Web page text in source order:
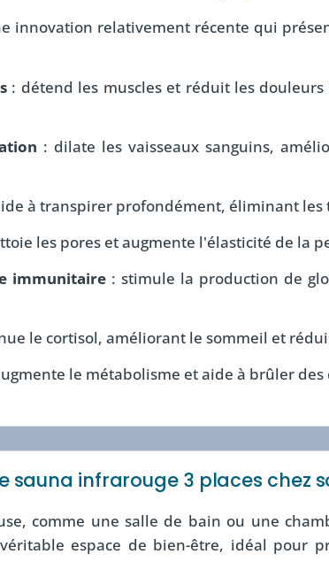
innovation relativement récente qui
: détend les muscles et réduit les
: dilate les vaisseaux sanguins,
à transpirer profondément, éliminant les
les pores et augmente l'élasticité de la
immunitaire : stimule la production de
le cortisol, améliorant le sommeil et
le métabolisme et aide à brûler des
sauna infrarouge 3 places chez
comme une salle de bain ou une
espace de bien-être, idéal pour